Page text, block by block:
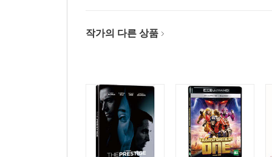
작가의 다른 상품